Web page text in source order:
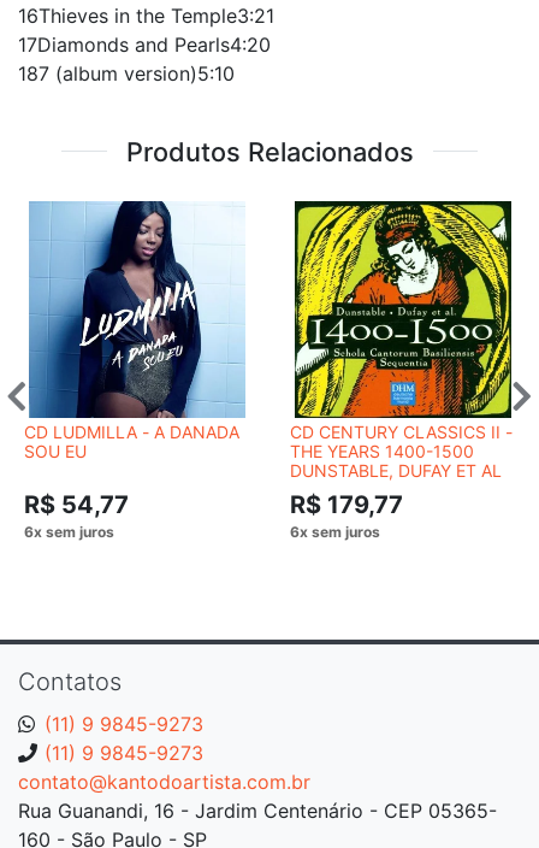
16Thieves in the Temple3:21
17Diamonds and Pearls4:20
187 (album version)5:10
Produtos Relacionados
CD LUDMILLA - A DANADA
SOU EU
R$ 54,77
CD CENTURY CLASSICS II -
THE YEARS 1400-1500
DUNSTABLE, DUFAY ET AL
R$ 179,77
Contatos
(11) 9 9845-9273
(11) 9 9845-9273
contato@kantodoartista.com.br
Rua Guanandi, 16 - Jardim Centenário - CEP 05365-
160 - São Paulo - SP